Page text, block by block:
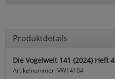
Produktdetails
Die Vogelwelt 141 (2024) Heft 4
Artikelnummer: VW14104